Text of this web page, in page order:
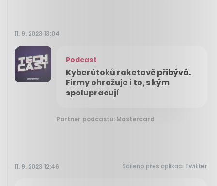
11. 9. 2023 13:04
Podcast
Kyberútoků raketově přibývá.
Firmy ohrožuje i to, s kým
spolupracují
Partner podcastu: Mastercard
11. 9. 2023 12:46 Sdíleno přes aplikaci Twitter